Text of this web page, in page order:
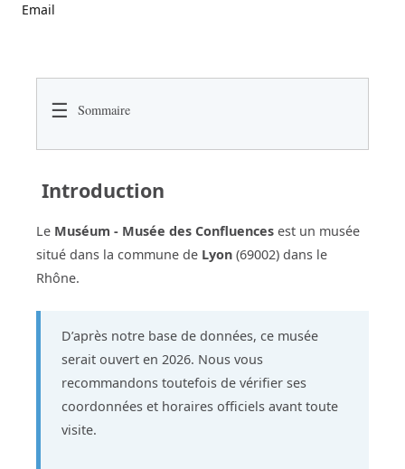
Email
☰ Sommaire
Introduction
Le Muséum - Musée des Confluences est un musée
situé dans la commune de Lyon (69002) dans le
Rhône.
D’après notre base de données, ce musée
serait ouvert en 2026. Nous vous
recommandons toutefois de vérifier ses
coordonnées et horaires officiels avant toute
visite.